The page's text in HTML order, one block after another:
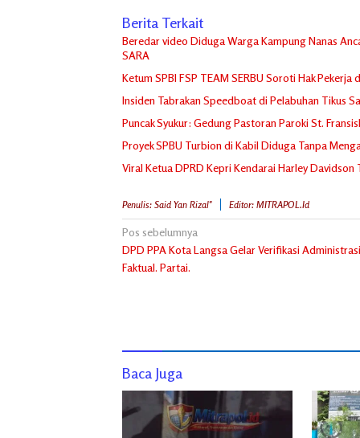
Berita Terkait
Beredar video Diduga Warga Kampung Nanas
SARA
Ketum SPBI FSP TEAM SERBU Soroti Hak
Insiden Tabrakan Speedboat di Pelabuhan Tikus
Puncak Syukur: Gedung Pastoran Paroki St.
Proyek SPBU Turbion di Kabil Diduga Tanpa
Viral Ketua DPRD Kepri Kendarai Harley Davidson
Penulis: Said Yan Rizal" Editor: MITRAPOL.id
Navigasi
pos
Pos sebelumnya
DPD PPA Kota Langsa Gelar Verifikasi
Faktual. Partai.
Baca Juga